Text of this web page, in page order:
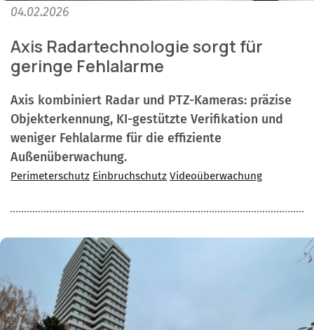
04.02.2026
Axis Radartechnologie sorgt für
geringe Fehlalarme
Axis kombiniert Radar und PTZ-Kameras: präzise
Objekterkennung, KI-gestützte Verifikation und
weniger Fehlalarme für die effiziente
Außenüberwachung.
Perimeterschutz Einbruchschutz Videoüberwachung